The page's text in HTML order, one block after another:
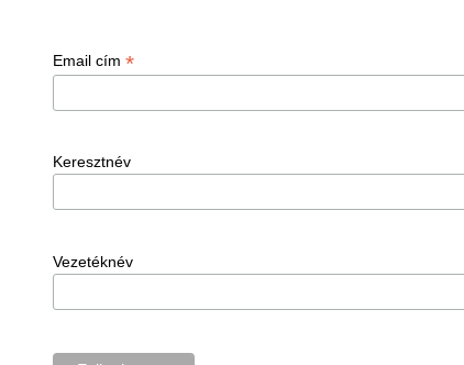
Email cím *
Keresztnév
Vezetéknév